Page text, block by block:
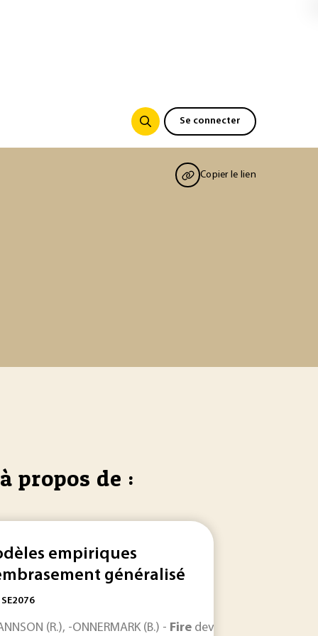
Se connecter
Copier le lien
propos de :
- The potential benefits of
empiriques
généralisé
SE2076
(R.), -ONNERMARK (B.) - Fire development in